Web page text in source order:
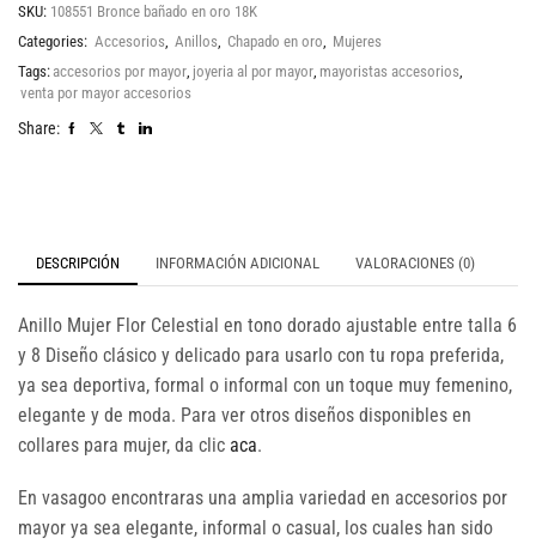
SKU: 108551 Bronce bañado en oro 18K
Categories: Accesorios Anillos Chapado en oro
Mujeres
Tags: accesorios por mayor joyeria al por mayor mayoristas accesorios
venta por mayor accesorios
Share:
DESCRIPCIÓN INFORMACIÓN ADICIONAL VALORACIONES (0)
Anillo Mujer Flor Celestial en tono dorado ajustable entre talla 6
y 8 Diseño clásico y delicado para usarlo con tu ropa preferida,
ya sea deportiva, formal o informal con un toque muy femenino,
elegante y de moda. Para ver otros diseños disponibles en
collares para mujer, da clic aca.
En vasagoo encontraras una amplia variedad en accesorios por
mayor ya sea elegante, informal o casual, los cuales han sido